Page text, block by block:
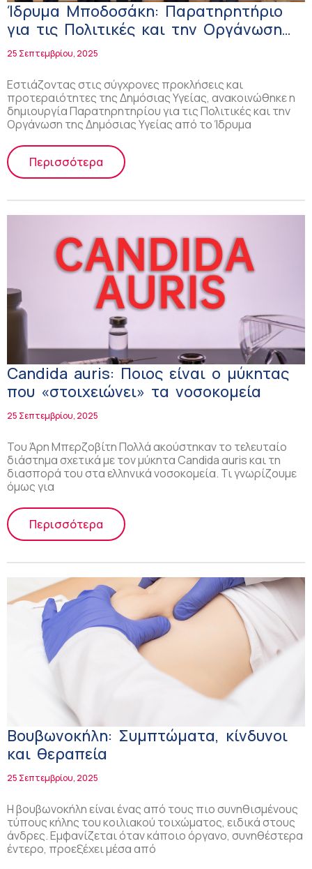
Ίδρυμα Μποδοσάκη: Παρατηρητήριο
για τις Πολιτικές και την Οργάνωση
της Δημόσιας Υγείας
25 Σεπτεμβρίου, 2025
Εστιάζοντας στις σύγχρονες προκλήσεις και
προτεραιότητες της Δημόσιας Υγείας, ανακοινώθηκε η
δημιουργία Παρατηρητηρίου για τις Πολιτικές και την
Οργάνωση της Δημόσιας Υγείας από το Ίδρυμα
Περισσότερα
Candida auris: Ποιος είναι ο μύκητας
που «στοιχειώνει» τα νοσοκομεία
25 Σεπτεμβρίου, 2025
Του Άρη Μπερζοβίτη Πολλά ακούστηκαν το τελευταίο
διάστημα σχετικά με τον μύκητα Candida αuris και τη
διασπορά του στα ελληνικά νοσοκομεία. Τι γνωρίζουμε
όμως για
Περισσότερα
Βουβωνοκήλη: Συμπτώματα, κίνδυνοι
και θεραπεία
25 Σεπτεμβρίου, 2025
Η βουβωνοκήλη είναι ένας από τους πιο συνηθισμένους
τύπους κήλης του κοιλιακού τοιχώματος, ειδικά στους
άνδρες. Εμφανίζεται όταν κάποιο όργανο, συνηθέστερα
έντερο, προεξέχει μέσα από